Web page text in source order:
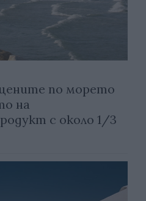
по морето
на
с около 1/3